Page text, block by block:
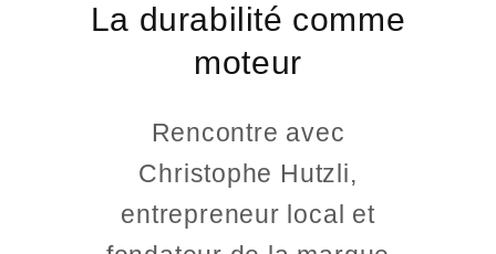
La durabilité comme
moteur
Rencontre avec
Christophe Hutzli,
entrepreneur local et